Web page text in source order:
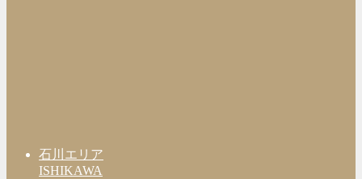
石川エリア
ISHIKAWA